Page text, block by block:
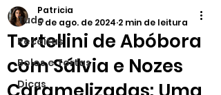
Tudo
Receitas
Bolos e Tortas
Dicas
Tortellini de Abóbora
com Sálvia e Nozes
Patricia
5 de ago. de 2024 2 min de leitura